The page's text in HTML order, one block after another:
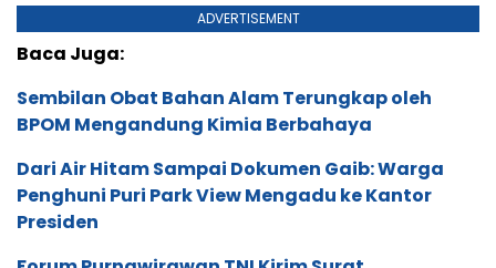
Dari Air Hitam Sampai Dokumen Gaib: Warga
Penghuni Puri Park View Mengadu ke Kantor
Presiden
Forum Purnawirawan TNI Kirim Surat
Pemakzulan Gibran Rakabuming, Jokowi: Biasa
dalam Demokrasi